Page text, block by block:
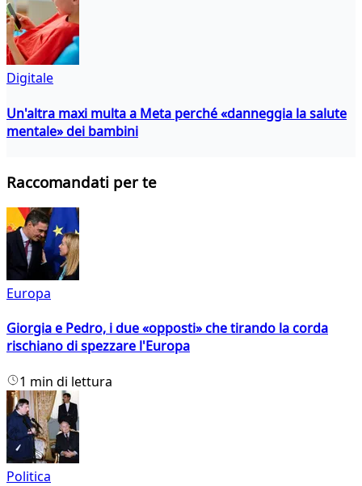
Digitale
Un'altra maxi multa a Meta perché «danneggia la salute
mentale» dei bambini
Raccomandati per te
Europa
Giorgia e Pedro, i due «opposti» che tirando la corda
rischiano di spezzare l'Europa
1 min di lettura
Politica